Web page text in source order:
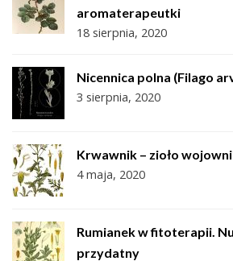
aromaterapeutki
18 sierpnia, 2020
Nicennica polna (Filago
3 sierpnia, 2020
Krwawnik – zioło
4 maja, 2020
Rumianek w fitoterapii.
przydatny